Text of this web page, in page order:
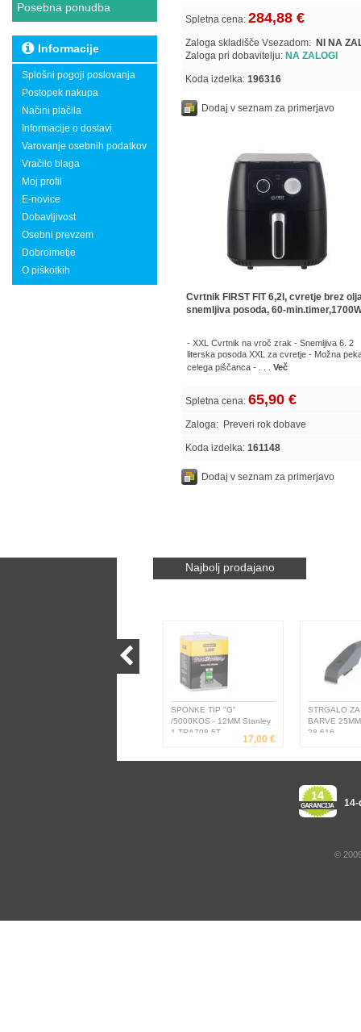
Posebna ponudba
Informacije
Splošni pogoji poslovanja
Postopek nakupa
Načini plačila
Informacije o dostavi
Varovanje osebnih podatkov
Vračilo blaga
Moj profil
E-novice
Dobavljivost
Osebni prevzem
Dobroimetje
O piškotkih
Spletna cena: 284,88 €
Zaloga skladišče Vsezadom: NI NA
Zaloga pri dobavitelju: NA ZALOGI
Koda izdelka: 196316
Dodaj v seznam za primerjavo
Cvrtnik FIRST FIT 6,2l, cvretje brez
snemljiva posoda, 60-
- XXL Cvrtnik na vroč zrak - Snemljiva 6. 2
literska posoda XXL za cvretje - Možna
celega piščanca - . . . Več
Spletna cena: 65,90 €
Zaloga: Preveri rok dobave
Koda izdelka: 161148
Dodaj v seznam za primerjavo
Najbolj prodajano
SPONKE TIP "G"
/5000KOS - 12MM Stanley
1-TRA708-5T
17,00 €
STRGALO
BARVE
28-616
14-
©